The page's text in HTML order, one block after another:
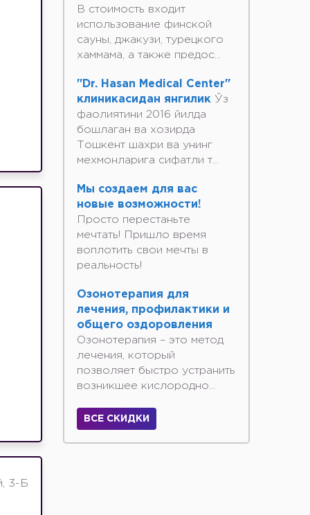
3-Б
В стоимость входит
использование финской
сауны, джакузи, турецкого
хаммама, а также предос...
"Dr. Hasan Medical Center"
клиникасидан янгилик Ўз
фаолиятини 2016 йилда
бошлаган ва хозирда
Тошкент шахри ва унинг
мехмонларига сифатли т...
Мы создаем для вас
новые возможности!
Просто перестаньте
мечтать! Пришло время
воплотить свои мечты в
реальность!
Озонотерапия для
лечения, профилактики и
общего оздоровления
Озонотерапия – это метод
лечения, который
позволяет быстро устранить
возникшее кислородно...
ВСЕ СКИДКИ